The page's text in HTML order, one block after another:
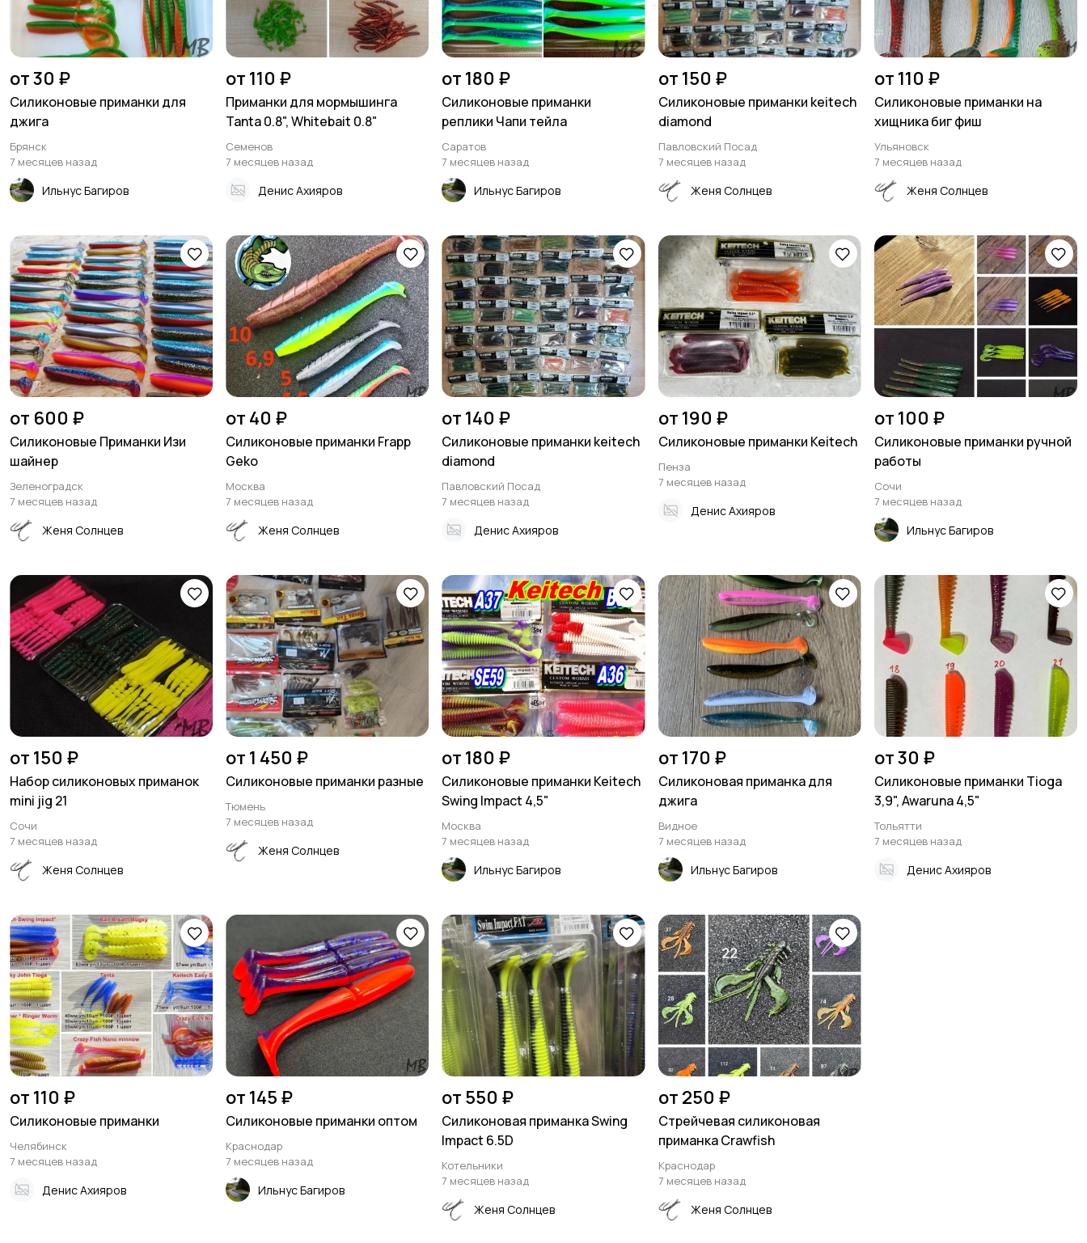
от 30 ₽
Силиконовые приманки для
джига
Брянск
7 месяцев назад
Ильнус Багиров
от 110 ₽
Приманки для мормышинга
Tanta 0.8", Whitebait 0.8"
Семенов
7 месяцев назад
Денис Ахияров
от 180 ₽
Силиконовые приманки
реплики Чапи тейла
Саратов
7 месяцев назад
Ильнус Багиров
от 150 ₽
Силиконовые приманки keitech
diamond
Павловский Посад
7 месяцев назад
Женя Солнцев
от 110 ₽
Силиконовые приманки на
хищника биг фиш
Ульяновск
7 месяцев назад
Женя Солнцев
от 600 ₽
Силиконовые Приманки Изи
шайнер
Зеленоградск
7 месяцев назад
Женя Солнцев
от 40 ₽
Силиконовые приманки Frapp
Geko
Москва
7 месяцев назад
Женя Солнцев
от 140 ₽
Силиконовые приманки keitech
diamond
Павловский Посад
7 месяцев назад
Денис Ахияров
от 190 ₽
Силиконовые приманки Keitech
Пенза
7 месяцев назад
Денис Ахияров
от 100 ₽
Силиконовые приманки ручной
работы
Сочи
7 месяцев назад
Ильнус Багиров
от 150 ₽
Набор силиконовых приманок
mini jig 21
Сочи
7 месяцев назад
Женя Солнцев
от 1 450 ₽
Силиконовые приманки разные
Тюмень
7 месяцев назад
Женя Солнцев
от 180 ₽
Силиконовые приманки Keitech
Swing Impact 4,5"
Москва
7 месяцев назад
Ильнус Багиров
от 170 ₽
Силиконовая приманка для
джига
Видное
7 месяцев назад
Ильнус Багиров
от 30 ₽
Силиконовые приманки Tioga
3,9", Awaruna 4,5"
Тольятти
7 месяцев назад
Денис Ахияров
от 110 ₽
Силиконовые приманки
Челябинск
7 месяцев назад
Денис Ахияров
от 145 ₽
Силиконовые приманки оптом
Краснодар
7 месяцев назад
Ильнус Багиров
от 550 ₽
Силиконовая приманка Swing
Impact 6.5D
Котельники
7 месяцев назад
Женя Солнцев
от 250 ₽
Стрейчевая силиконовая
приманка Crawfish
Краснодар
7 месяцев назад
Женя Солнцев